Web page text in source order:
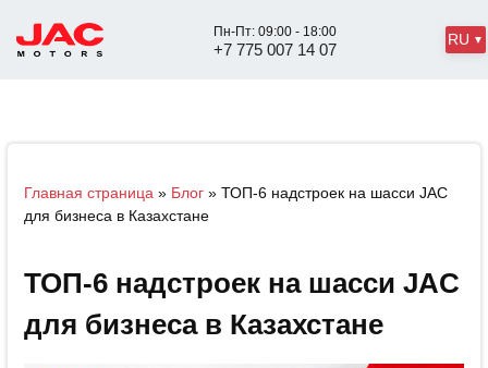
Пн-Пт: 09:00 - 18:00
+7 775 007 14 07
RU
Главная страница » Блог » ТОП-6 надстроек на шасси JAC
для бизнеса в Казахстане
ТОП-6 надстроек на шасси JAC
для бизнеса в Казахстане